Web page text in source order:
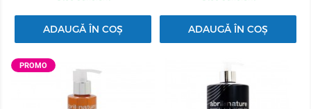
ADAUGĂ ÎN COȘ ADAUGĂ ÎN COȘ
PROMO